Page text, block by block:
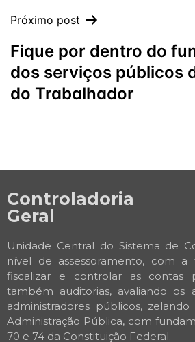
Próximo post
Fique por dentro do
dos serviços públicos
do Trabalhador
Controladoria
Geral
Unidade Central do Sistema de
nível de assessoramento, com a
fiscalizar e controlar as contas
também auditorias, avaliando os
administradores públicos,
Administração Pública, com
70 e 74 da Constituição Federal.